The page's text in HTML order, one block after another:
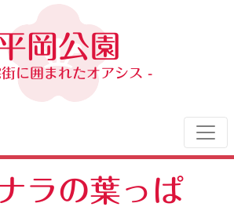
岡公園
に囲まれたオアシス -
ラの葉っぱ